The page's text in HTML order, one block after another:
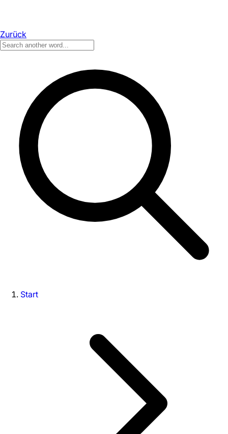
Zurück
Start